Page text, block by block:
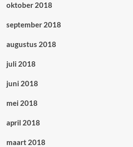
oktober 2018
september 2018
augustus 2018
juli 2018
juni 2018
mei 2018
april 2018
maart 2018